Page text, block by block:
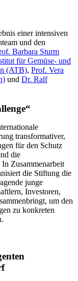
einer intensiven
und den
Barbara Sturm
für Gemüse- und
(ATB), Prof. Vera
und Dr. Ralf
transformativer,
für den Schutz
die
Zusammenarbeit
die Stiftung die
junge
Investoren,
um den
zu konkreten